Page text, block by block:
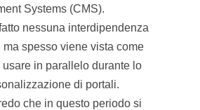
Systems (CMS).
nessuna interdipendenza
ma spesso viene vista come
usare in parallelo durante lo
di portali.
che in questo periodo si